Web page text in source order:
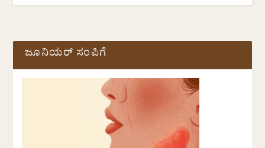
ಜೂನಿಯರ್ ಸಂಪಿಗೆ